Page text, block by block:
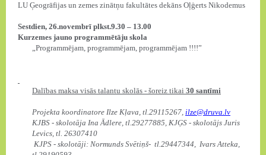
LU Ģeogrāfijas un zemes zinātņu fakultātes dekāns Oļģerts Nikodemus
Sestdien, 26.novembrī plkst.9.30 – 13.00
Kurzemes jauno programmētāju skola
„Programmējam, programmējam, programmējam !!!!”
Dalības maksa visās talantu skolās - šoreiz tikai 30 santīmi
Projekta koordinatore Ilze Kļava, tl.29115267, ilze@druva.lv
KJBS - skolotāja Ina Ādlere, tl.29277885, KJĢS - skolotājs Juris
Levics, tl. 26307410
KJPS - skolotāji: Normunds Svētiņš- tl.29447344, Ivars Atteka,